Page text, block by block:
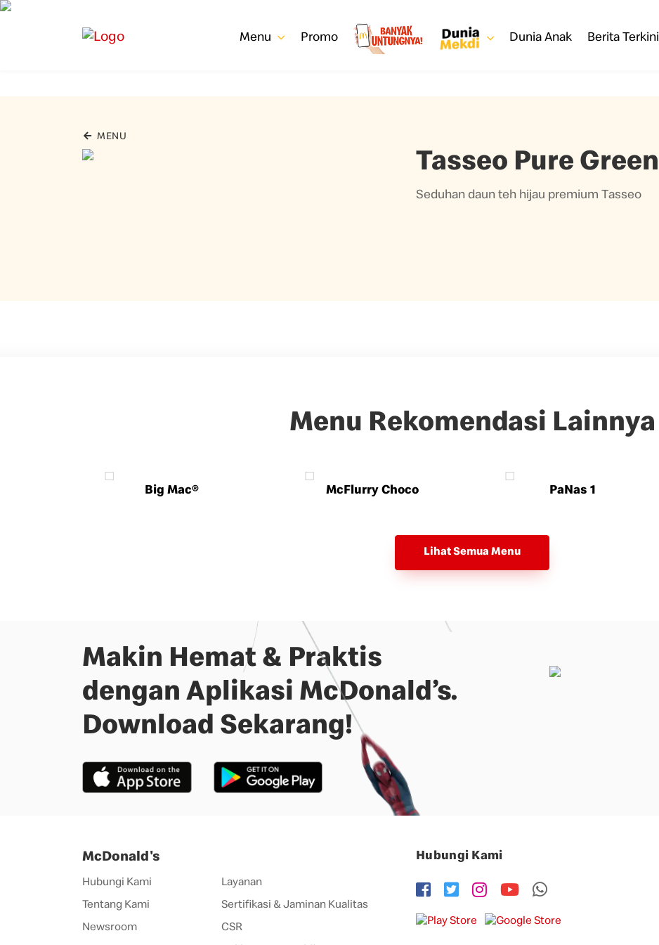
Menu Promo Dunia Anak Berita Terkini
MENU
Tasseo Pure Green
Seduhan daun teh hijau premium Tasseo
Menu Rekomendasi Lainnya
Big Mac® McFlurry Choco PaNas 1
Lihat Semua Menu
Makin Hemat & Praktis
dengan Aplikasi McDonald’s.
Download Sekarang!
McDonald's
Hubungi Kami
Tentang Kami
Newsroom
Layanan
Sertifikasi & Jaminan Kualitas
CSR
Hubungi Kami